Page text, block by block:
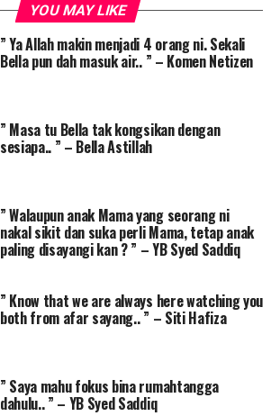
YOU MAY LIKE
” Ya Allah makin menjadi 4 orang ni. Sekali
Bella pun dah masuk air.. ” – Komen Netizen
” Masa tu Bella tak kongsikan dengan
sesiapa.. ” – Bella Astillah
” Walaupun anak Mama yang seorang ni
nakal sikit dan suka perli Mama, tetap anak
paling disayangi kan ? ” – YB Syed Saddiq
” Know that we are always here watching you
both from afar sayang.. ” – Siti Hafiza
” Saya mahu fokus bina rumahtangga
dahulu.. ” – YB Syed Saddiq